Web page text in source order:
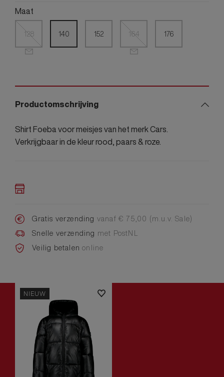
Maat
128 140 152 164 176
Productomschrijving
Shirt Foeba voor meisjes van het merk Cars.
Verkrijgbaar in de kleur rood, paars & roze.
Gratis verzending vanaf € 75,00 (m.u.v. Sale)
Snelle verzending met PostNL
Veilig betalenonline
NIEUW